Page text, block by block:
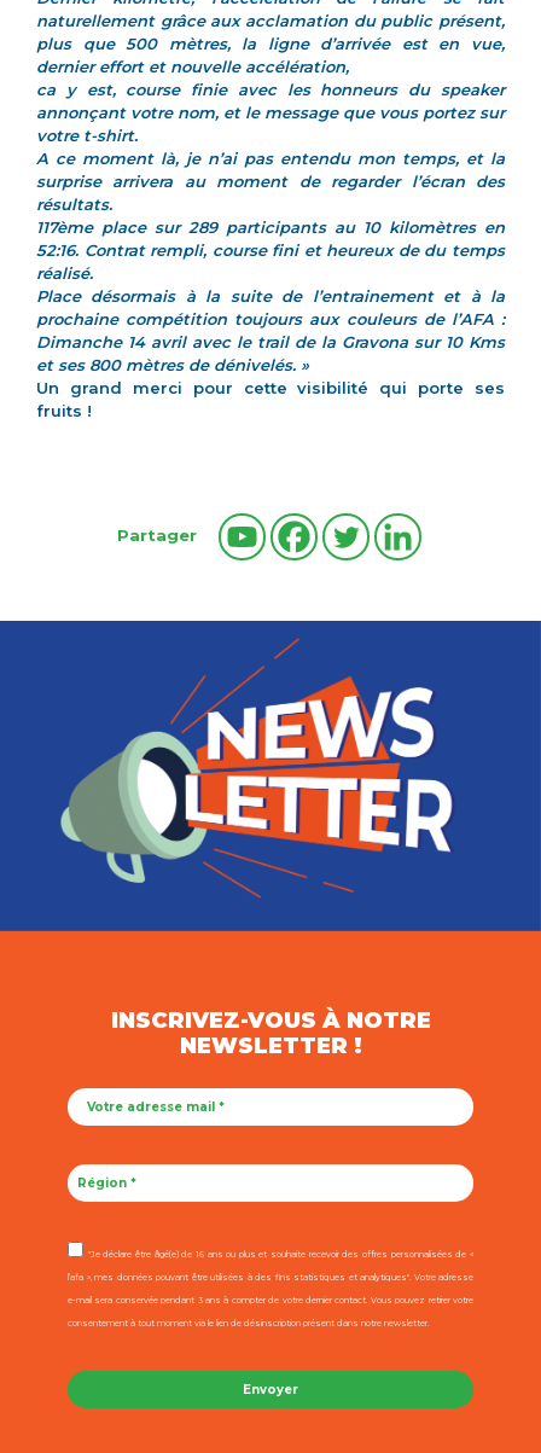
naturellement grâce aux acclamation du public présent,
plus que 500 mètres, la ligne d’arrivée est en vue,
dernier effort et nouvelle accélération,
ca y est, course finie avec les honneurs du speaker
annonçant votre nom, et le message que vous portez sur
votre t-shirt.
A ce moment là, je n’ai pas entendu mon temps, et la
surprise arrivera au moment de regarder l’écran des
résultats.
117ème place sur 289 participants au 10 kilomètres en
52:16. Contrat rempli, course fini et heureux de du temps
réalisé.
Place désormais à la suite de l’entrainement et à la
prochaine compétition toujours aux couleurs de l’AFA :
Dimanche 14 avril avec le trail de la Gravona sur 10 Kms
et ses 800 mètres de dénivelés. »
Un grand merci pour cette visibilité qui porte ses
fruits !
Partager
INSCRIVEZ-VOUS À NOTRE
NEWSLETTER !
"Je déclare être âgé(e) de 16 ans ou plus et souhaite recevoir des offres personnalisées de «
l’afa », mes données pouvant être utilisées à des fins statistiques et analytiques". Votre adresse
e-mail sera conservée pendant 3 ans à compter de votre dernier contact. Vous pouvez retirer votre
consentement à tout moment via le lien de désinscription présent dans notre newsletter.